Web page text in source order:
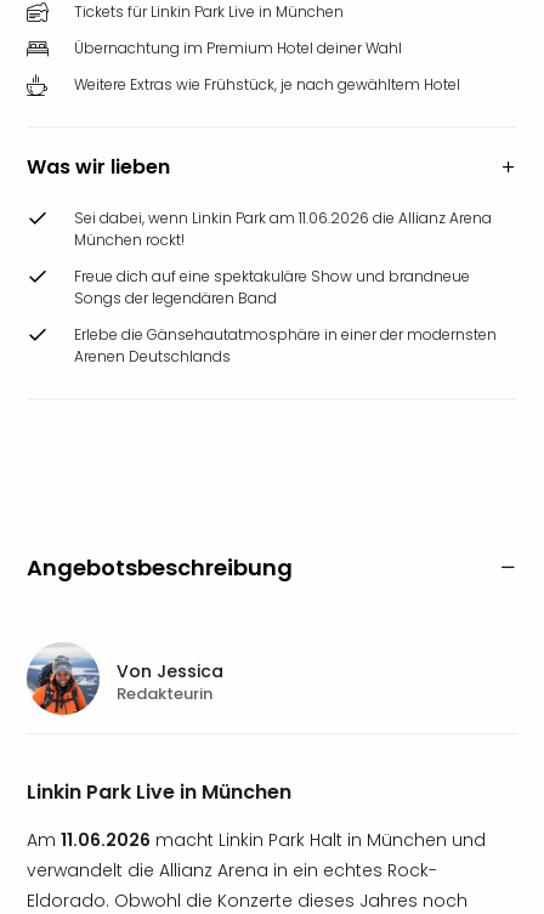
Tickets für Linkin Park Live in München
Übernachtung im Premium Hotel deiner Wahl
Weitere Extras wie Frühstück, je nach gewähltem Hotel
Was wir lieben
Sei dabei, wenn Linkin Park am 11.06.2026 die Allianz Arena
München rockt!
Freue dich auf eine spektakuläre Show und brandneue
Songs der legendären Band
Erlebe die Gänsehautatmosphäre in einer der modernsten
Arenen Deutschlands
Angebotsbeschreibung
Linkin Park Live in München
Am 11.06.2026 macht Linkin Park Halt in München und
verwandelt die Allianz Arena in ein echtes Rock-
Eldorado. Obwohl die Konzerte dieses Jahres noch
Von Jessica
Redakteurin